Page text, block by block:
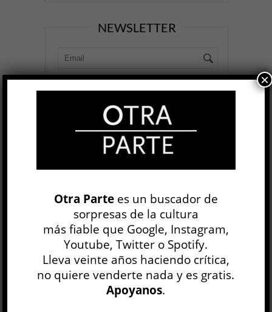
NEWSLETTER
EDICIÓN IMPRESA
30 NÚMEROS
Otra Partees un buscador de
sorpresas de la cultura
más fiable que Google, Instagram,
Youtube, Twitter o Spotify.
Lleva veinte años haciendo crítica,
no quiere venderte nada y es gratis.
Apoyanos.
×